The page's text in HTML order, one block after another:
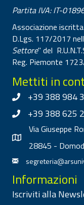
Partita IVA: IT-
Associazione
D.Lgs. 117/2017
Settore" del
Reg. Piemonte
Mettiti in
+39 388 984
+39 388 625
Via Giuseppe
28845 -
Informazioni
Iscriviti alla